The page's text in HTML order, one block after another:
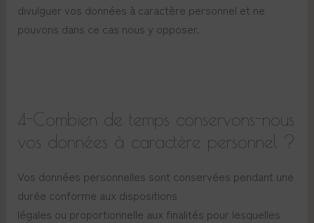
divulguer vos données à caractère personnel et ne
pouvons dans ce cas nous y opposer.
4-Combien de temps conservons-nous
vos données à caractère personnel ?
Vos données personnelles sont conservées pendant une
durée conforme aux dispositions
légales ou proportionnelle aux finalités pour lesquelles